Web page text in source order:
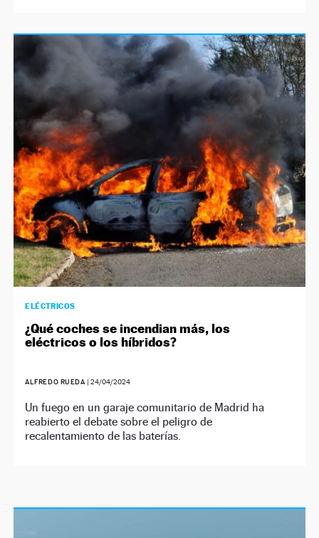
ELÉCTRICOS
¿Qué coches se incendian más, los
eléctricos o los híbridos?
ALFREDO RUEDA | 24/04/2024
Un fuego en un garaje comunitario de Madrid ha
reabierto el debate sobre el peligro de
recalentamiento de las baterías.